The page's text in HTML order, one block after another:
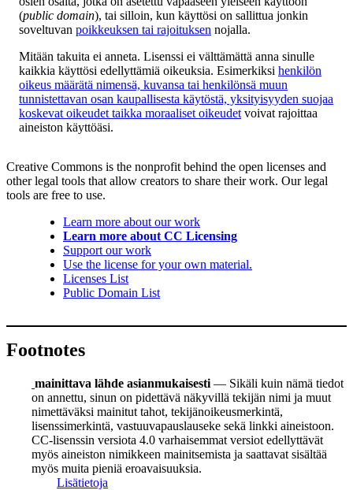
(public domain), tai silloin, kun käyttösi on sallittua jonkin
soveltuvan poikkeuksen tai rajoituksen nojalla.
Mitään takuita ei anneta. Lisenssi ei välttämättä anna sinulle
kaikkia käyttösi edellyttämiä oikeuksia. Esimerkiksi henkilön
oikeus määrätä nimensä, kuvansa tai henkilönsä muun
tunnistettavan osan kaupallisesta käytöstä, yksityisyyden suojaa
koskevat oikeudet taikka moraaliset oikeudet voivat rajoittaa
aineiston käyttöäsi.
Creative Commons is the nonprofit behind the open licenses and
other legal tools that allow creators to share their work. Our legal
tools are free to use.
Learn more about our work
Learn more about CC Licensing
Support our work
Use the license for your own material.
Licenses List
Public Domain List
Footnotes
mainittava lähde asianmukaisesti — Sikäli kuin nämä tiedot
on annettu, sinun on pidettävä näkyvillä tekijän nimi ja muut
nimettäväksi mainitut tahot, tekijänoikeusmerkintä,
lisenssimerkintä, vastuuvapauslauseke sekä linkki aineistoon.
CC-lisenssin versiota 4.0 varhaisemmat versiot edellyttävät
myös aineiston nimikkeen mainitsemista ja saattavat sisältää
myös muita pieniä eroavaisuuksia.
Lisätietoja